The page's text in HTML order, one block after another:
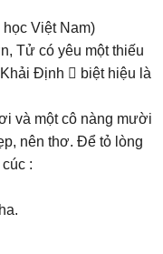
Việt Nam)
Tử có yêu một thiếu
Định  biệt hiệu là
và một cô nàng mười
nên thơ. Để tỏ lòng
: